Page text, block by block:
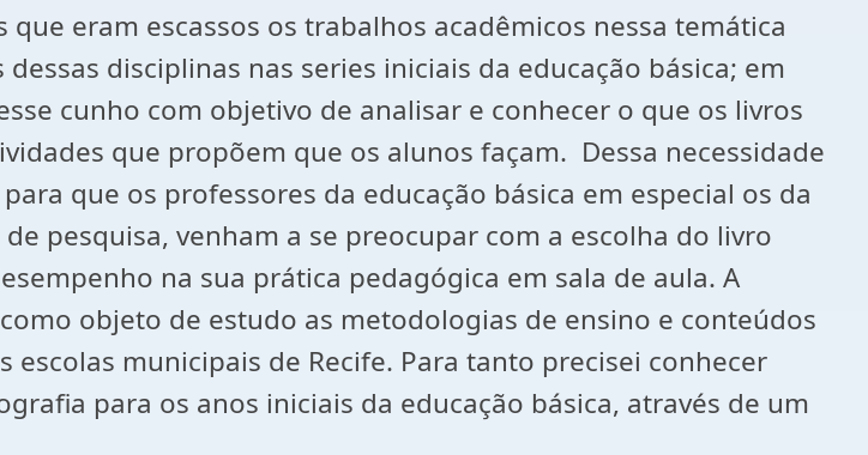
eram escassos os trabalhos acadêmicos nessa temática
disciplinas nas series iniciais da educação básica; em
cunho com objetivo de analisar e conhecer o que os livros
que propõem que os alunos façam. Dessa necessidade
que os professores da educação básica em especial os da
pesquisa, venham a se preocupar com a escolha do livro
na sua prática pedagógica em sala de aula. A
objeto de estudo as metodologias de ensino e conteúdos
municipais de Recife. Para tanto precisei conhecer
para os anos iniciais da educação básica, através de um